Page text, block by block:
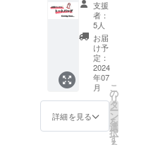
ジナル
券をお
渡しし
ます。
現金
への換
金はで
きませ
ん。
また、
オリジ
間：90
分 ・提
供方
法：
メール
にURL
を掲載
しま
す。 上
柳祭オ
オリジ
ナルし
おり
（ご来
場いた
だいた
方限
定） ・
商品サ
イズ：
横５×縦
11 模擬
支援
者：
5人
お届
け予
定：
2024
年07
月
詳細を見る
こ
の
リ
タ
ー
ン
を
選
択
す